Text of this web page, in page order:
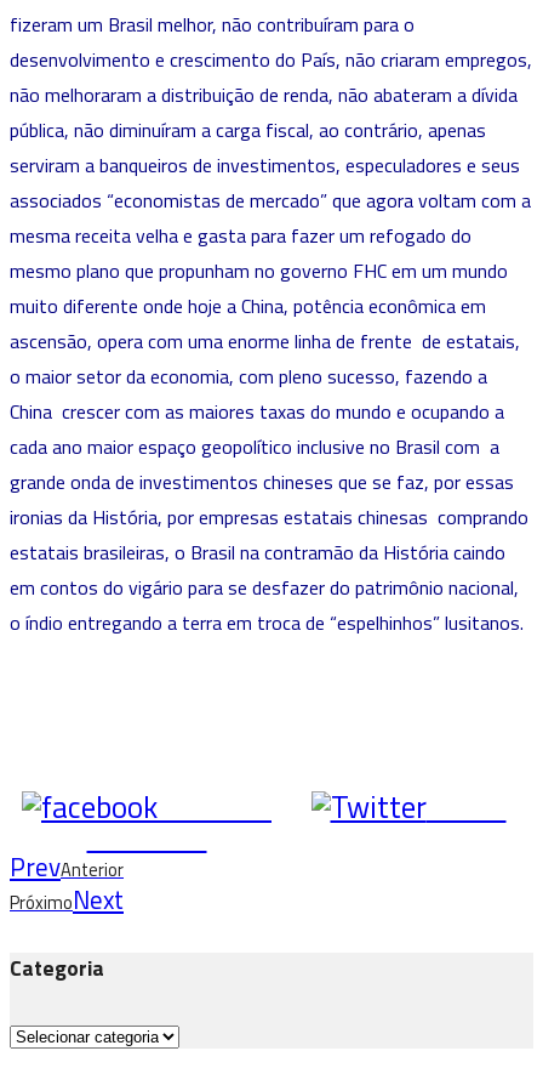
fizeram um Brasil melhor, não contribuíram para o
desenvolvimento e crescimento do País, não criaram empregos,
não melhoraram a distribuição de renda, não abateram a dívida
pública, não diminuíram a carga fiscal, ao contrário, apenas
serviram a banqueiros de investimentos, especuladores e seus
associados “economistas de mercado” que agora voltam com a
mesma receita velha e gasta para fazer um refogado do
mesmo plano que propunham no governo FHC em um mundo
muito diferente onde hoje a China, potência econômica em
ascensão, opera com uma enorme linha de frente de estatais,
o maior setor da economia, com pleno sucesso, fazendo a
China crescer com as maiores taxas do mundo e ocupando a
cada ano maior espaço geopolítico inclusive no Brasil com a
grande onda de investimentos chineses que se faz, por essas
ironias da História, por empresas estatais chinesas comprando
estatais brasileiras, o Brasil na contramão da História caindo
em contos do vigário para se desfazer do patrimônio nacional,
o índio entregando a terra em troca de “espelhinhos” lusitanos.
Facebook
Tweet
PrevAnterior
PróximoNext
Categoria
Categoria